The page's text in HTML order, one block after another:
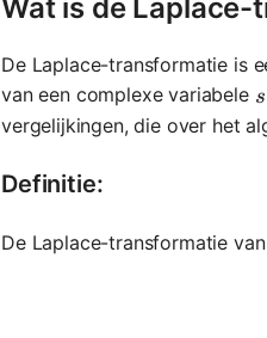
Wat is de
De Laplace-transformatie is
van een complexe variabele s
s
vergelijkingen, die over het
Definitie:
De Laplace-transformatie